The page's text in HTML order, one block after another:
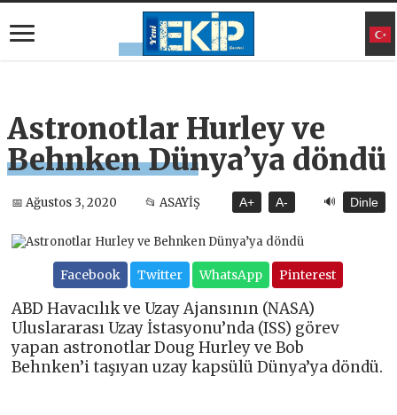
Astronotlar Hurley ve
Behnken Dünya’ya döndü
📅 Ağustos 3, 2020 📂 ASAYİŞ A+ A- 🔊 Dinle
Facebook Twitter WhatsApp Pinterest
ABD Havacılık ve Uzay Ajansının (NASA)
Uluslararası Uzay İstasyonu’nda (ISS) görev
yapan astronotlar Doug Hurley ve Bob
Behnken’i taşıyan uzay kapsülü Dünya’ya döndü.